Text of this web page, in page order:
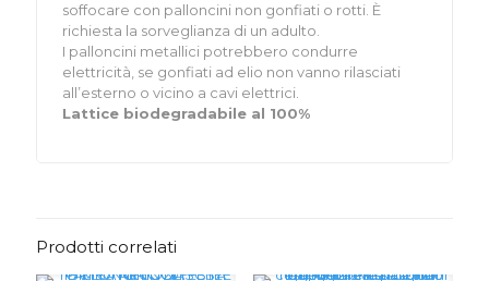
soffocare con palloncini non gonfiati o rotti. È
richiesta la sorveglianza di un adulto.
I palloncini metallici potrebbero condurre
elettricità, se gonfiati ad elio non vanno rilasciati
all’esterno o vicino a cavi elettrici.
Lattice biodegradabile al 100%
Prodotti correlati